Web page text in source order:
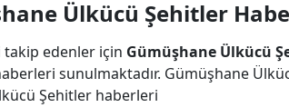
Ülkücü Şehitler
takip edenler için Gümüşhane Ülkücü
sunulmaktadır. Gümüşhane
Şehitler haberleri